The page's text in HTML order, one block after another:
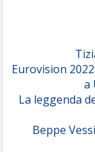
Eurovision
a
La leggenda
Beppe